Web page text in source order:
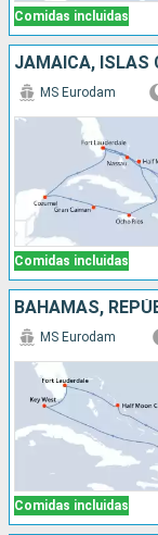
Comidas incluidas
Comidas incluidas
MS Eurodam
Comidas incluidas
MS Eurodam